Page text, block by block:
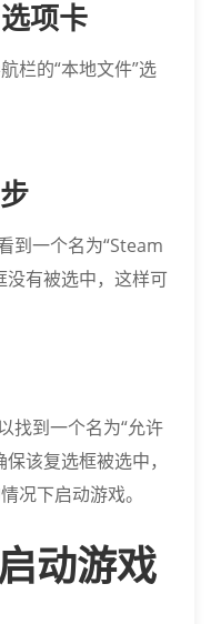
项卡
栏的“本地文件”选
到一个名为“Steam
没有被选中，这样可
找到一个名为“允许
该复选框被选中，
况下启动游戏。
动游戏